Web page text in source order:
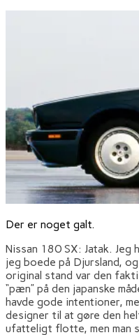
Der er noget galt.
Nissan 180 SX: Jatak. Jeg
jeg boede på Djursland,
original stand var den
“pæn” på den japanske
havde gode intentioner,
designer til at gøre den
ufatteligt flotte, men man